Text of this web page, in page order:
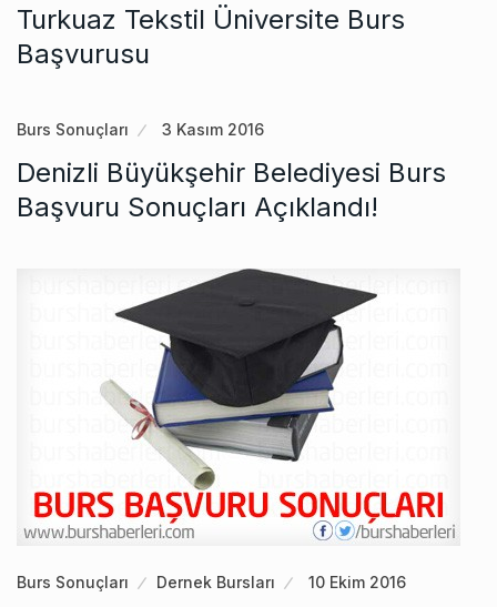
Turkuaz Tekstil Üniversite Burs
Başvurusu
Burs Sonuçları 3 Kasım 2016
Denizli Büyükşehir Belediyesi Burs
Başvuru Sonuçları Açıklandı!
Burs Sonuçları Dernek Bursları 10 Ekim 2016